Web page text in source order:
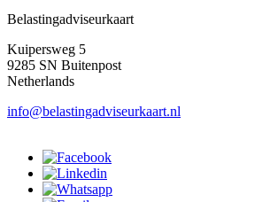
Belastingadviseurkaart
Kuipersweg 5
9285 SN Buitenpost
Netherlands
info@belastingadviseurkaart.nl